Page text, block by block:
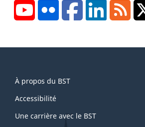
YouTubeFlickr FacebookLinkedInRSS
this
site
À propos du BST
Accessibilité
Une carrière avec le BST